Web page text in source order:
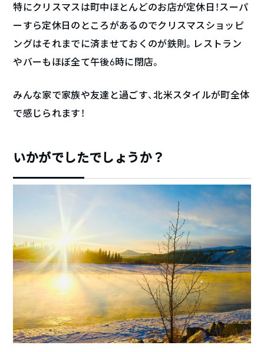
特にクリスマスは町中ほとんどのお店が定休日！スーパ
ーすら定休日のところがあるのでクリスマスショッピ
ングはそれまでに済ませておくのが鉄則。レストラン
やバーもほぼ全て午後6時に閉店。
みんな家で家族や友達と過ごす、北米スタイルが町全体
で感じられます！
いかがでしたでしょうか？